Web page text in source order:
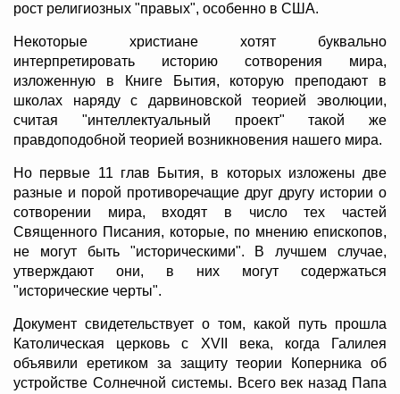
рост религиозных "правых", особенно в США.
Некоторые христиане хотят буквально
интерпретировать историю сотворения мира,
изложенную в Книге Бытия, которую преподают в
школах наряду с дарвиновской теорией эволюции,
считая "интеллектуальный проект" такой же
правдоподобной теорией возникновения нашего мира.
Но первые 11 глав Бытия, в которых изложены две
разные и порой противоречащие друг другу истории о
сотворении мира, входят в число тех частей
Священного Писания, которые, по мнению епископов,
не могут быть "историческими". В лучшем случае,
утверждают они, в них могут содержаться
"исторические черты".
Документ свидетельствует о том, какой путь прошла
Католическая церковь с XVII века, когда Галилея
объявили еретиком за защиту теории Коперника об
устройстве Солнечной системы. Всего век назад Папа